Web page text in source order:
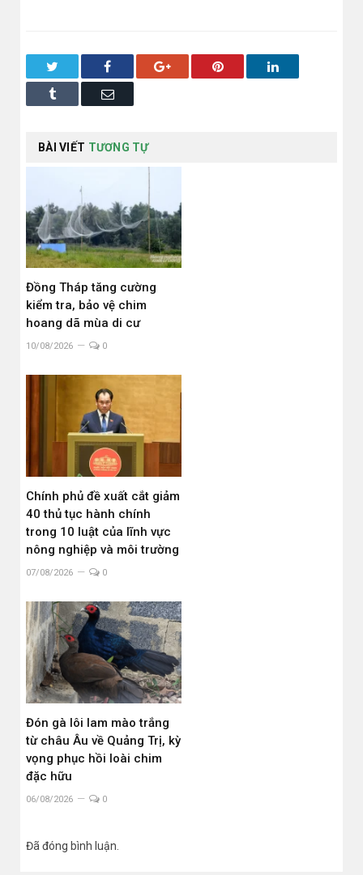
Facebook Google+ Pinterest LinkedIn
Tumblr Email
BÀI VIẾT TƯƠNG TỰ
Đồng Tháp tăng cường
kiểm tra, bảo vệ chim
hoang dã mùa di cư
10/08/2026 0
Chính phủ đề xuất cắt giảm
40 thủ tục hành chính
trong 10 luật của lĩnh vực
nông nghiệp và môi trường
07/08/2026 0
Đón gà lôi lam mào trắng
từ châu Âu về Quảng Trị, kỳ
vọng phục hồi loài chim
đặc hữu
06/08/2026 0
Đã đóng bình luận.